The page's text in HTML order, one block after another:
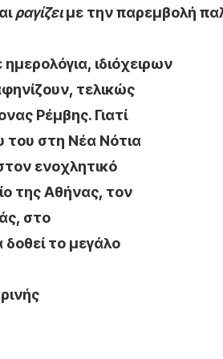
ραγίζειμε την παρεμβολή
ιδιόχειρων
τελικώς
Ρέμβης. Γιατί
του στη Νέα Νότια
ενοχλητικό
της Αθήνας, τον
στο
το μεγάλο